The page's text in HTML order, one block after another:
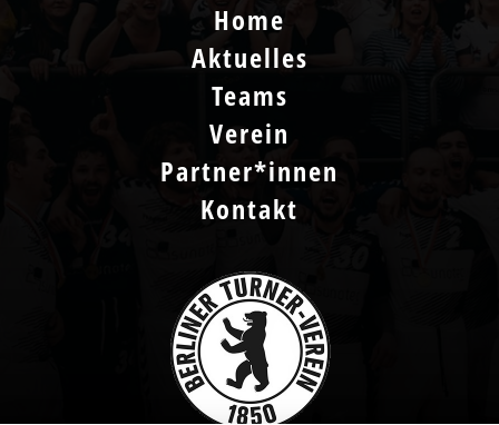
Home
Aktuelles
Teams
Verein
Partner*innen
Kontakt